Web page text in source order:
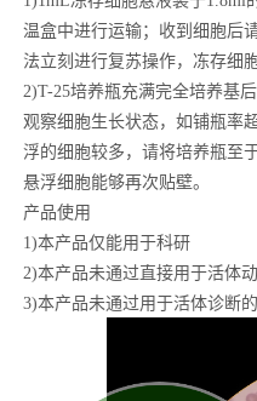
温盒中进行运输；收到细胞后
法立刻进行复苏操作，冻存细
2)T-25培养瓶充满完全培养基
观察细胞生长状态，如铺瓶率
浮的细胞较多，请将培养瓶至
悬浮细胞能够再次贴壁。
产品使用
1)本产品仅能用于科研
2)本产品未通过直接用于活体
3)本产品未通过用于活体诊断